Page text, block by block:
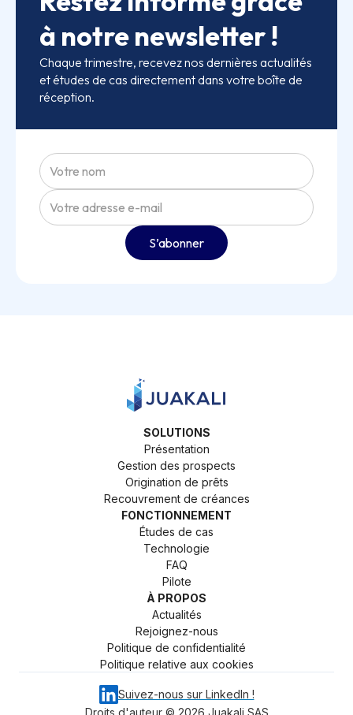
à notre newsletter !
Chaque trimestre, recevez nos dernières actualités
et études de cas directement dans votre boîte de
réception.
SOLUTIONS
Présentation
Gestion des prospects
Origination de prêts
Recouvrement de créances
FONCTIONNEMENT
Études de cas
Technologie
FAQ
Pilote
À PROPOS
Actualités
Rejoignez-nous
Politique de confidentialité
Politique relative aux cookies
Suivez-nous sur LinkedIn !
Droits d'auteur © 2026 Juakali SAS